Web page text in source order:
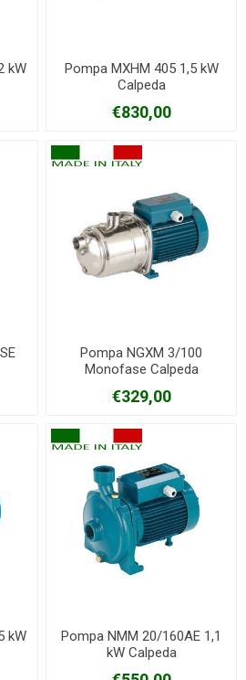
kW
Pompa MXHM 405 1,5 kW
Calpeda
€830,00
Pompa NGXM 3/100
Monofase Calpeda
€329,00
kW
Pompa NMM 20/160AE 1,1
kW Calpeda